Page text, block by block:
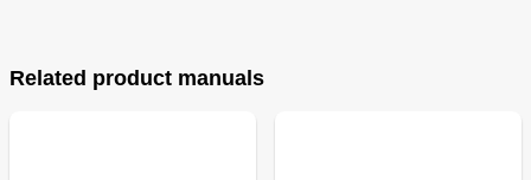
Related product manuals